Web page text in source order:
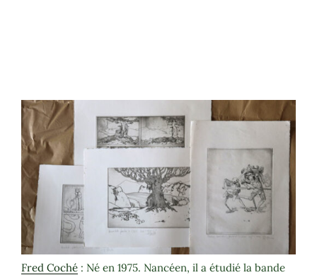
Fred Coché : Né en 1975. Nancéen, il a étudié la bande